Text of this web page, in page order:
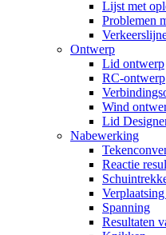
Lijst met
Problemen
Ontwerp
Lid ontwerp
RC-ontwerp
Wind
Lid
Nabewerking
Reactie
Spanning
Resultaten